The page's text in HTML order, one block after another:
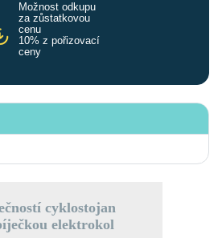
Možnost odkupu
za zůstatkovou
cenu
10% z pořizovací
ceny
cyklostojan
elektrokol